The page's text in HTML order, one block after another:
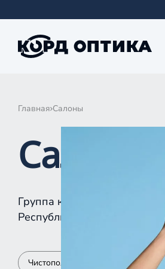
Главная Салоны
Салоны
Группа компаний «Корд
Республике Татарстан,
Чистополь